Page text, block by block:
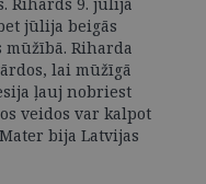
jūlija beigās
Riharda
lai mūžīgā
ļauj nobriest
veidos var kalpot
bija Latvijas